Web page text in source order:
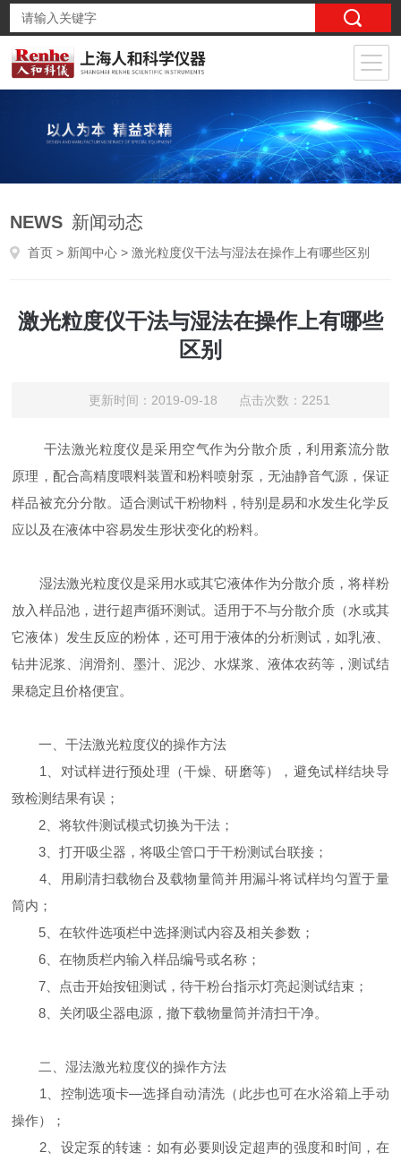
NEWS 新闻动态
首页 > 新闻中心 > 激光粒度仪干法与湿法在操作上有哪些区别
激光粒度仪干法与湿法在操作上有哪些
区别
更新时间：2019-09-18 点击次数：2251
干法激光粒度仪是采用空气作为分散介质，利用紊流分散
原理，配合高精度喂料装置和粉料喷射泵，无油静音气源，保证
样品被充分分散。适合测试干粉物料，特别是易和水发生化学反
应以及在液体中容易发生形状变化的粉料。
湿法激光粒度仪是采用水或其它液体作为分散介质，将样粉
放入样品池，进行超声循环测试。适用于不与分散介质（水或其
它液体）发生反应的粉体，还可用于液体的分析测试，如乳液、
钻井泥浆、润滑剂、墨汁、泥沙、水煤浆、液体农药等，测试结
果稳定且价格便宜。
一、干法激光粒度仪的操作方法
1、对试样进行预处理（干燥、研磨等），避免试样结块导
致检测结果有误；
2、将软件测试模式切换为干法；
3、打开吸尘器，将吸尘管口于干粉测试台联接；
4、用刷清扫载物台及载物量筒并用漏斗将试样均匀置于量
筒内；
5、在软件选项栏中选择测试内容及相关参数；
6、在物质栏内输入样品编号或名称；
7、点击开始按钮测试，待干粉台指示灯亮起测试结束；
8、关闭吸尘器电源，撤下载物量筒并清扫干净。
二、湿法激光粒度仪的操作方法
1、控制选项卡—选择自动清洗（此步也可在水浴箱上手动
操作）；
2、设定泵的转速：如有必要则设定超声的强度和时间，在